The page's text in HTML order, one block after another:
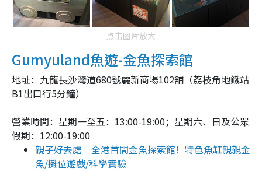
点击图片放大
Gumyuland魚遊-金魚探索館
地址：九龍長沙灣道680號麗新商場102舖（荔枝角地鐵站
B1出口行5分鐘）
營業時間：星期一至五：13:00-19:00；星期六、日及公眾
假期：12:00-19:00
親子好去處｜全港首間金魚探索館！特色魚缸親親金
魚/攤位遊戲/科學實驗